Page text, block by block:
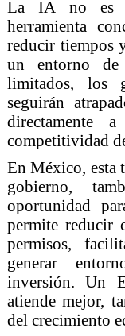
La IA no es
herramienta
reducir tiempos
un entorno de
limitados, los
seguirán
directamente
competitividad
En México, esta
gobierno,
oportunidad
permite reducir
permisos,
generar
inversión. Un
atiende mejor,
del crecimiento